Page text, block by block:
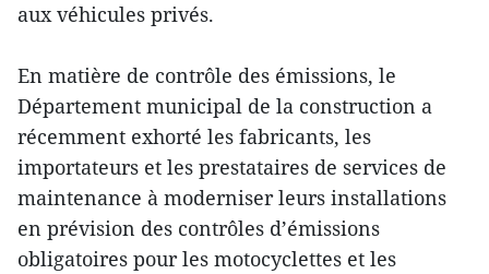
aux véhicules privés.
En matière de contrôle des émissions, le
Département municipal de la construction a
récemment exhorté les fabricants, les
importateurs et les prestataires de services de
maintenance à moderniser leurs installations
en prévision des contrôles d’émissions
obligatoires pour les motocyclettes et les